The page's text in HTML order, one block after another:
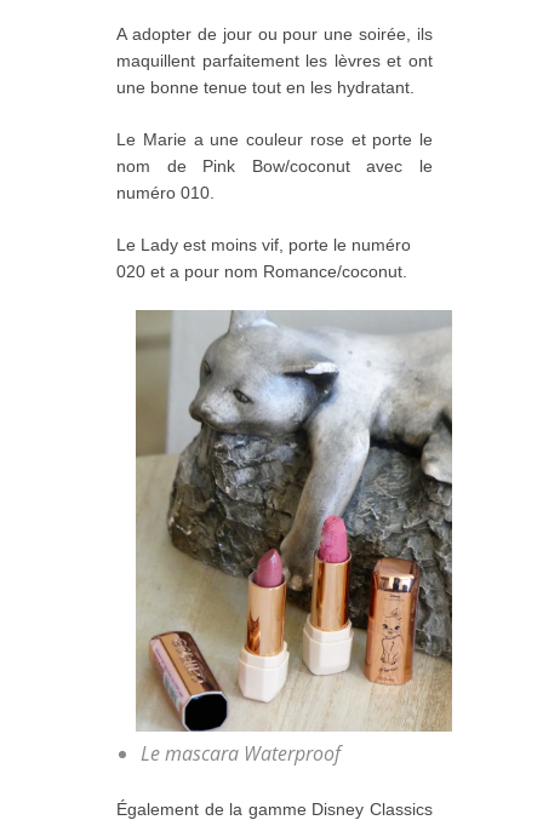
A adopter de jour ou pour une soirée, ils
maquillent parfaitement les lèvres et ont
une bonne tenue tout en les hydratant.
Le Marie a une couleur rose et porte le
nom de Pink Bow/coconut avec le
numéro 010.
Le Lady est moins vif, porte le numéro
020 et a pour nom Romance/coconut.
Le mascara Waterproof
Également de la gamme Disney Classics